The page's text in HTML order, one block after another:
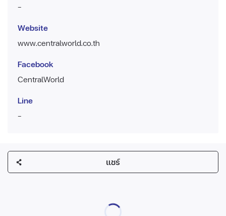
-
Website
www.centralworld.co.th
Facebook
CentralWorld
Line
-
แชร์